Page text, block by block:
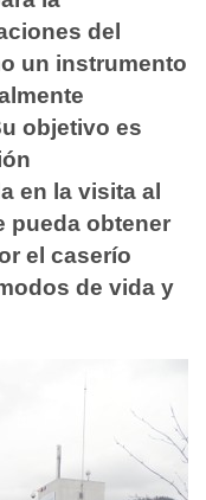
del
un instrumento
objetivo es
en la visita al
pueda obtener
el caserío
de vida y